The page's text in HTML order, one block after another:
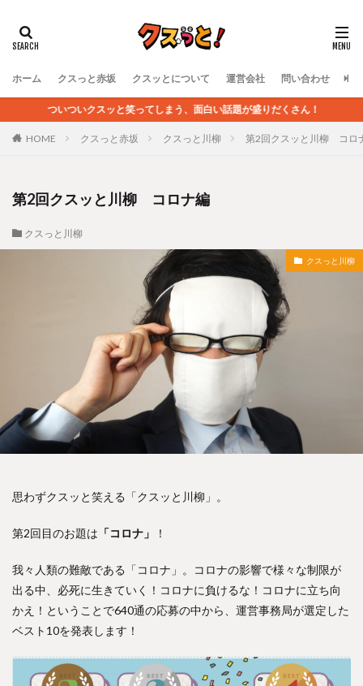
ホーム クスっと赤坂 クスッとについて 運営会社 問い合わせ
ついついクスッと笑ってしまう、面白い話題が盛りだくさん！
HOME クスっと赤坂 クスっと川柳 第2回クスッと川柳 コロ
第2回クスッと川柳 コロナ編
クスっと川柳
クスっと川柳
思わずクスッと笑える「クスッと川柳」。
第2回目のお題は 「コロナ」 ！
我々人類の難敵である「コロナ」。コロナの影響で様々な制限が
出る中、必死に生きていく！コロナに負けるな！コロナに立ち向
かえ！ということで640通の応募の中から、運営事務局が選定した
ベスト10を発表します！